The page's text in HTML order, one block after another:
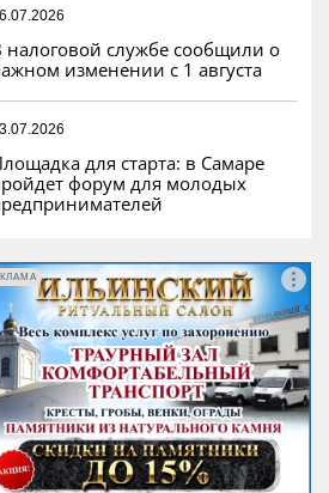
налоговой службе сообщили о
изменении с 1 августа
для старта: в Самаре
форум для молодых